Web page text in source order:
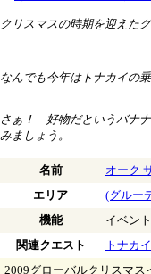
クリスマスの時期を迎えた
なんでも今年はトナカイの
さぁ！ 好物だというバナ
みましょう。
名前
オーク
エリア
(グルー
機能
イベン
関連クエスト
トナカ
2009グローバルクリスマス